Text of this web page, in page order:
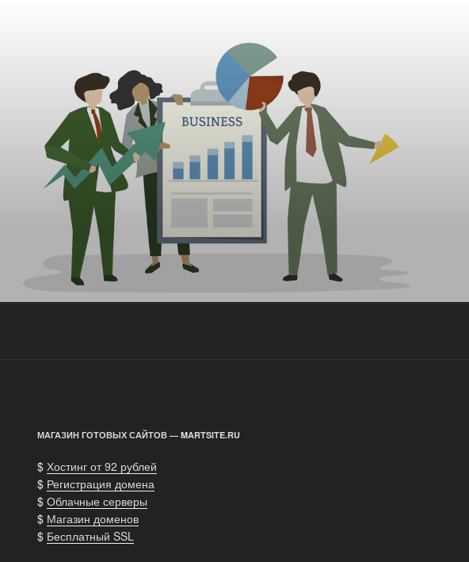
МАГАЗИН ГОТОВЫХ САЙТОВ — MARTSITE.RU
$ Хостинг от 92 рублей
$ Регистрация домена
$ Облачные серверы
$ Магазин доменов
$ Бесплатный SSL